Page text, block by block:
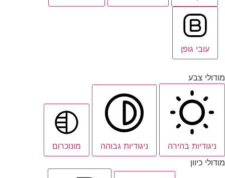
עובי גופן
מודולי צבע
ניגודיות בהירה ניגודיות גבוהה
מונוכרום
מודולי כיוון